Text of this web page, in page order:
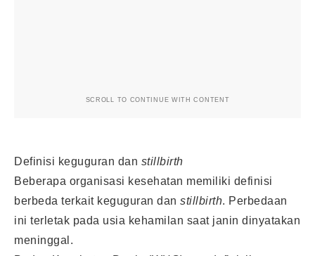
SCROLL TO CONTINUE WITH CONTENT
Definisi keguguran dan stillbirth
Beberapa organisasi kesehatan memiliki definisi
berbeda terkait keguguran dan stillbirth. Perbedaan
ini terletak pada usia kehamilan saat janin dinyatakan
meninggal.